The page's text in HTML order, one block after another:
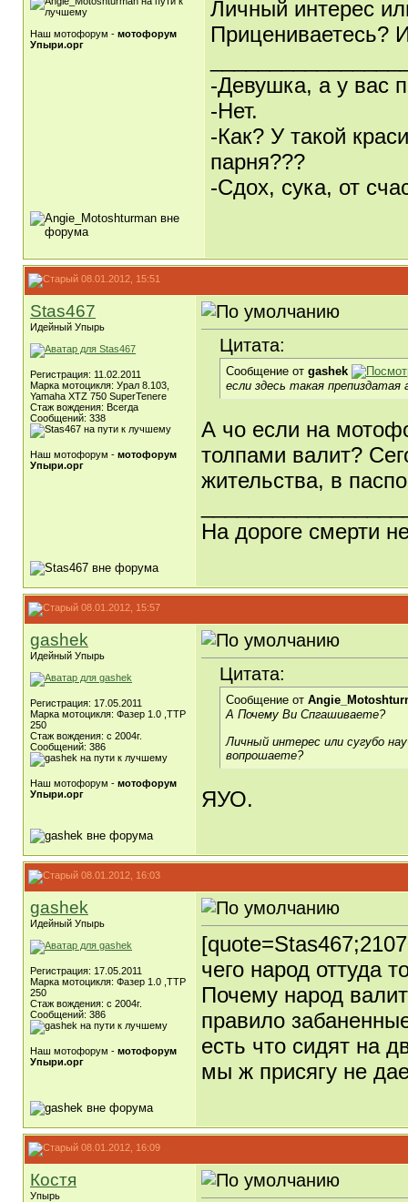
Наш мотофорум - мотофорум
Упыри.орг
Личный интерес
Прицениваетесь?
-Девушка, а у вас
-Нет.
-Как? У такой
парня???
-Сдох, сука, от
08.01.2012, 15:51
Stas467
Идейный Упырь
Регистрация: 11.02.2011
Марка мотоцикля: Урал 8.103,
Yamaha XTZ 750 SuperTenere
Стаж вождения: Всегда
Сообщений: 338
Наш мотофорум - мотофорум
Упыри.орг
Цитата:
Сообщение от gashek
если здесь такая
А чо если на
толпами валит?
жительства, в
На дороге смерти
08.01.2012, 15:57
gashek
Идейный Упырь
Регистрация: 17.05.2011
Марка мотоцикля: Фазер 1.0 ,ТТР
250
Стаж вождения: с 2004г.
Сообщений: 386
Наш мотофорум - мотофорум
Упыри.орг
Цитата:
Сообщение от
А Почему Ви Спгашиваете?
Личный интерес или сугубо
вопрошаете?
ЯУО.
08.01.2012, 16:03
gashek
Идейный Упырь
Регистрация: 17.05.2011
Марка мотоцикля: Фазер 1.0 ,ТТР
250
Стаж вождения: с 2004г.
Сообщений: 386
Наш мотофорум - мотофорум
Упыри.орг
чего народ оттуда
Почему народ
правило
есть что сидят на
мы ж присягу не
08.01.2012, 16:09
Костя
Упырь